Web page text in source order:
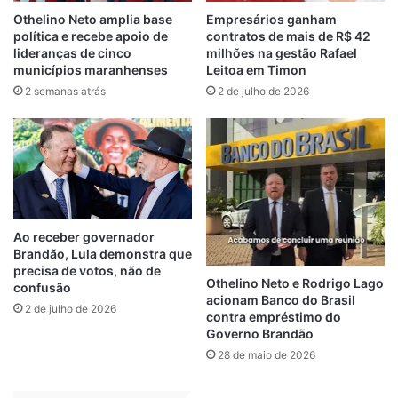
foi estar presente desfrutando das
companhias e amizades.
“Pra mim é um prazer está com todas as
amigas aqui do centro, as pessoas que nos
recebem muito bem. Eu venho pra cá e é
muito bom! Gosto de dançar, gosto de
brincar, gosto de me divertir! E o mais
importante não estou parada, me mantenho
bem emocionalmente e em atividade”,
declarou.
Ao prestigiar o evento, a prefeita Paula
Azevedo, destacou o trabalho e
disponibilidade dos profissionais que atuam
no centro. Ela disse ainda que isso é uma
demonstração verdadeira de que a gestão
Othelino Neto amplia base
política e recebe apoio de
lideranças de cinco
municípios maranhenses
2 semanas atrás
Empresários ganham
contratos de mais de R$ 42
milhões na gestão Rafael
Leitoa em Timon
2 de julho de 2026
Ao receber governador
Brandão, Lula demonstra que
precisa de votos, não de
confusão
2 de julho de 2026
Othelino Neto e Rodrigo Lago
acionam Banco do Brasil
contra empréstimo do
Governo Brandão
28 de maio de 2026